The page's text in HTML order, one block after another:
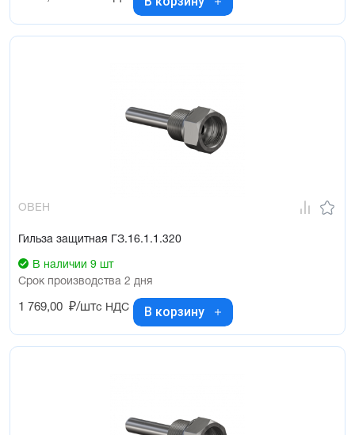
ОВЕН
Гильза защитная ГЗ.16.1.1.320
В наличии 9 шт
Срок производства 2 дня
1 769,00 ₽/штс НДС В корзину